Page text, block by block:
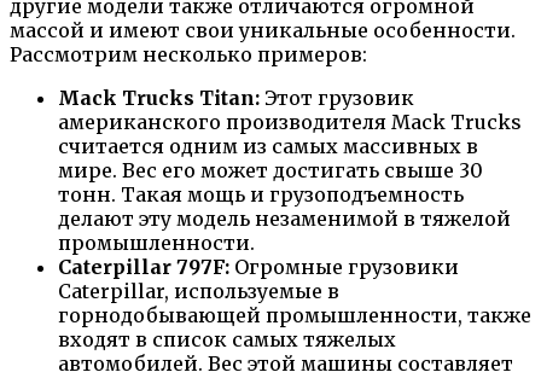
другие модели также отличаются огромной
массой и имеют свои уникальные особенности.
Рассмотрим несколько примеров:
Mack Trucks Titan: Этот грузовик
американского производителя Mack Trucks
считается одним из самых массивных в
мире. Вес его может достигать свыше 30
тонн. Такая мощь и грузоподъемность
делают эту модель незаменимой в тяжелой
промышленности.
Caterpillar 797F: Огромные грузовики
Caterpillar, используемые в
горнодобывающей промышленности, также
входят в список самых тяжелых
автомобилей. Вес этой машины составляет